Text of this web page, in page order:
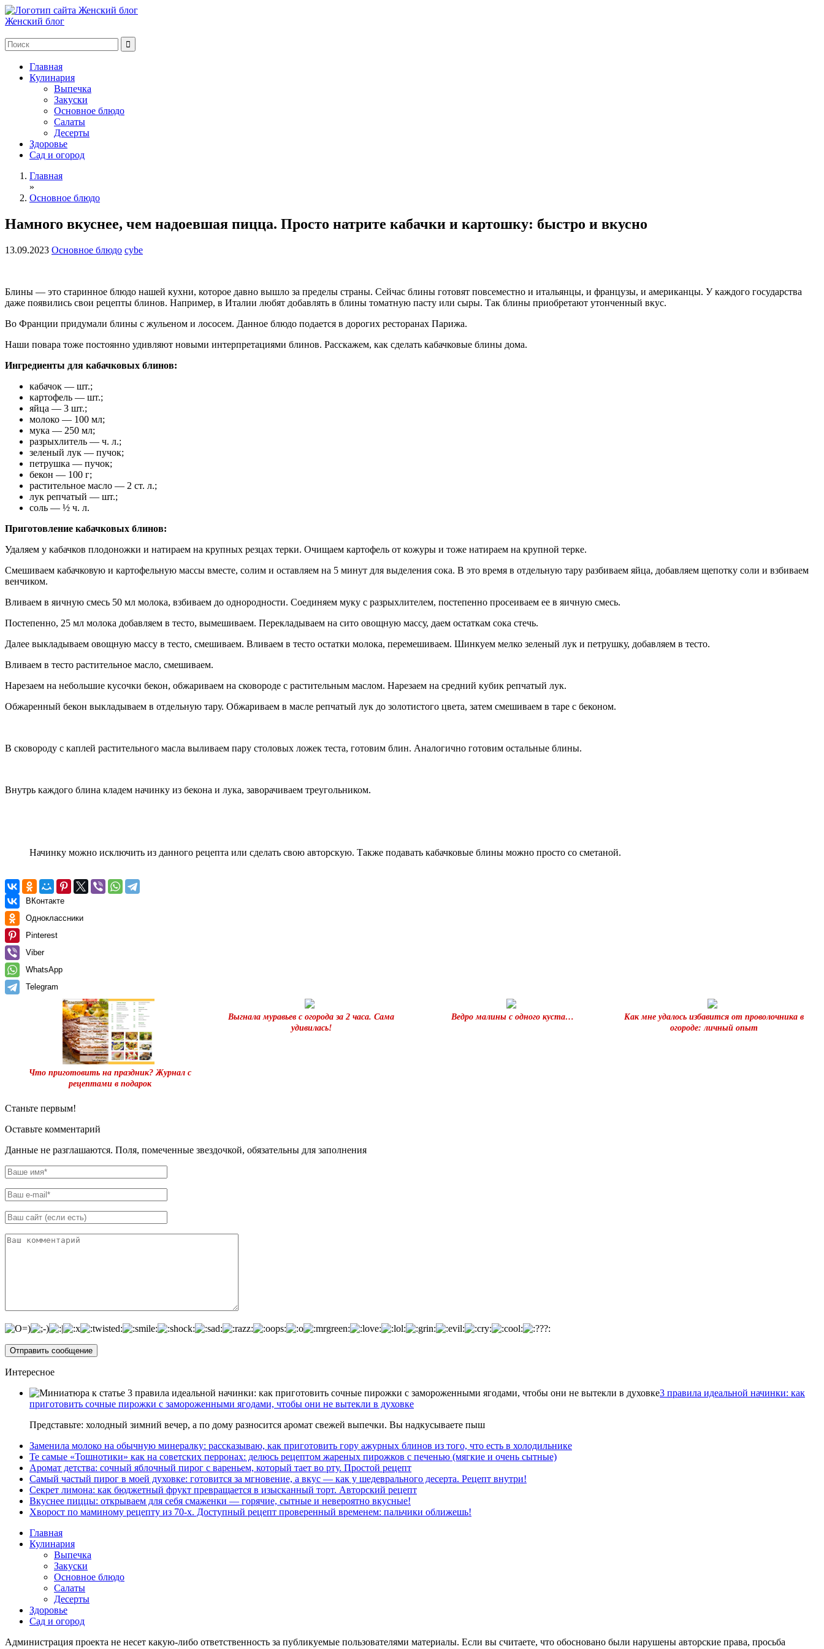
Женский блог
Главная
Кулинария
Выпечка
Закуски
Основное блюдо
Салаты
Десерты
Здоровье
Сад и огород
Главная
»
Основное блюдо
Намного вкуснее, чем надоевшая пицца. Просто натрите кабачки и картошку: быстро и вкусно
13.09.2023 Основное блюдо cybe
Блины — это старинное блюдо нашей кухни, которое давно вышло за пределы страны. Сейчас блины готовят повсеместно и итальянцы, и французы, и американцы. У каждого государства
даже появились свои рецепты блинов. Например, в Италии любят добавлять в блины томатную пасту или сыры. Так блины приобретают утонченный вкус.
Во Франции придумали блины с жульеном и лососем. Данное блюдо подается в дорогих ресторанах Парижа.
Наши повара тоже постоянно удивляют новыми интерпретациями блинов. Расскажем, как сделать кабачковые блины дома.
Ингредиенты для кабачковых блинов:
кабачок — шт.;
картофель — шт.;
яйца — 3 шт.;
молоко — 100 мл;
мука — 250 мл;
разрыхлитель — ч. л.;
зеленый лук — пучок;
петрушка — пучок;
бекон — 100 г;
растительное масло — 2 ст. л.;
лук репчатый — шт.;
соль — ½ ч. л.
Приготовление кабачковых блинов:
Удаляем у кабачков плодоножки и натираем на крупных резцах терки. Очищаем картофель от кожуры и тоже натираем на крупной терке.
Смешиваем кабачковую и картофельную массы вместе, солим и оставляем на 5 минут для выделения сока. В это время в отдельную тару разбиваем яйца, добавляем щепотку соли и взбиваем
венчиком.
Вливаем в яичную смесь 50 мл молока, взбиваем до однородности. Соединяем муку с разрыхлителем, постепенно просеиваем ее в яичную смесь.
Постепенно, 25 мл молока добавляем в тесто, вымешиваем. Перекладываем на сито овощную массу, даем остаткам сока стечь.
Далее выкладываем овощную массу в тесто, смешиваем. Вливаем в тесто остатки молока, перемешиваем. Шинкуем мелко зеленый лук и петрушку, добавляем в тесто.
Вливаем в тесто растительное масло, смешиваем.
Нарезаем на небольшие кусочки бекон, обжариваем на сковороде с растительным маслом. Нарезаем на средний кубик репчатый лук.
Обжаренный бекон выкладываем в отдельную тару. Обжариваем в масле репчатый лук до золотистого цвета, затем смешиваем в таре с беконом.
В сковороду с каплей растительного масла выливаем пару столовых ложек теста, готовим блин. Аналогично готовим остальные блины.
Внутрь каждого блина кладем начинку из бекона и лука, заворачиваем треугольником.
Начинку можно исключить из данного рецепта или сделать свою авторскую. Также подавать кабачковые блины можно просто со сметаной.
ВКонтакте
Одноклассники
Pinterest
Viber
WhatsApp
Telegram
Что приготовить на праздник? Журнал с
рецептами в подарок
Выгнала муравьев с огорода за 2 часа. Сама
удивилась!
Ведро малины с одного куста…
Как мне удалось избавится от проволочника в
огороде: личный опыт
Станьте первым!
Оставьте комментарий
Данные не разглашаются. Поля, помеченные звездочкой, обязательны для заполнения
Интересное
3 правила идеальной начинки: как
приготовить сочные пирожки с замороженными ягодами, чтобы они не вытекли в духовке
Представьте: холодный зимний вечер, а по дому разносится аромат свежей выпечки. Вы надкусываете пыш
Заменила молоко на обычную минералку: рассказываю, как приготовить гору ажурных блинов из того, что есть в холодильнике
Те самые «Тошнотики» как на советских перронах: делюсь рецептом жареных пирожков с печенью (мягкие и очень сытные)
Аромат детства: сочный яблочный пирог с вареньем, который тает во рту. Простой рецепт
Самый частый пирог в моей духовке: готовится за мгновение, а вкус — как у шедеврального десерта. Рецепт внутри!
Секрет лимона: как бюджетный фрукт превращается в изысканный торт. Авторский рецепт
Вкуснее пиццы: открываем для себя смаженки — горячие, сытные и невероятно вкусные!
Хворост по маминому рецепту из 70-х. Доступный рецепт проверенный временем: пальчики оближешь!
Главная
Кулинария
Выпечка
Закуски
Основное блюдо
Салаты
Десерты
Здоровье
Сад и огород
Администрация проекта не несет какую-либо ответственность за публикуемые пользователями материалы. Если вы считаете, что обосновано были нарушены авторские права, просьба